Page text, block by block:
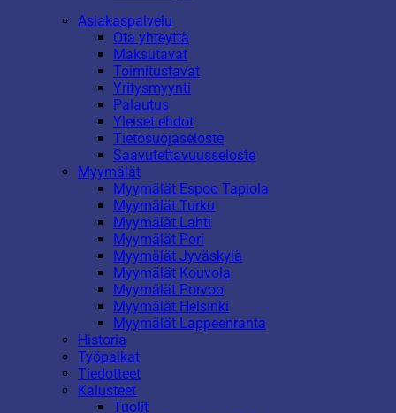
Asiakaspalvelu
Ota yhteyttä
Maksutavat
Toimitustavat
Yritysmyynti
Palautus
Yleiset ehdot
Tietosuojaseloste
Saavutettavuusseloste
Myymälät
Myymälät Espoo Tapiola
Myymälät Turku
Myymälät Lahti
Myymälät Pori
Myymälät Jyväskylä
Myymälät Kouvola
Myymälät Porvoo
Myymälät Helsinki
Myymälät Lappeenranta
Historia
Työpaikat
Tiedotteet
Kalusteet
Tuolit